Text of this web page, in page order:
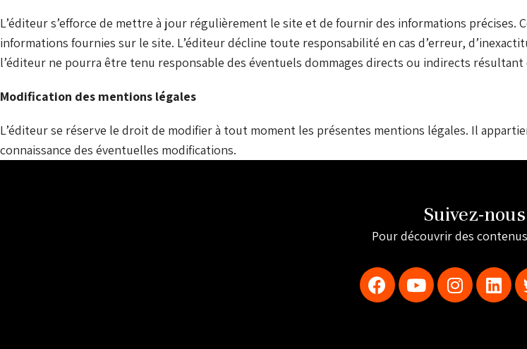
L’éditeur s’efforce de mettre à jour régulièrement le site et de fournir des informations précises.
informations fournies sur le site. L’éditeur décline toute responsabilité en cas d’erreur,
l’éditeur ne pourra être tenu responsable des éventuels dommages directs ou indirects résultant
Modification des mentions légales
L’éditeur se réserve le droit de modifier à tout moment les présentes mentions légales. Il
connaissance des éventuelles modifications.
Suivez-nous
Pour découvrir des